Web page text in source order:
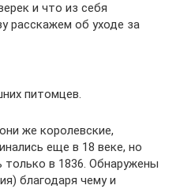
и что из себя
расскажем об уходе за
питомцев.
же королевские,
еще в 18 веке, но
только в 1836. Обнаружены
благодаря чему и